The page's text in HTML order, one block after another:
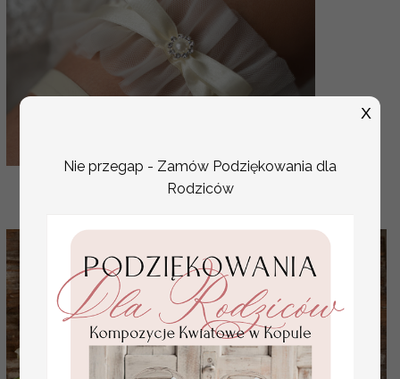
Nie przegap - Zamów Podziękowania dla
Rodziców
X